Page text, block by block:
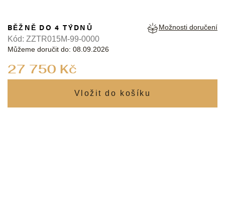
27 750 Kč
BĚŽNĚ DO 4 TÝDNŮ
Můžeme doručit do: 08.09.2026
Možnosti doručení
Kód: ZZTR015M-99-0000